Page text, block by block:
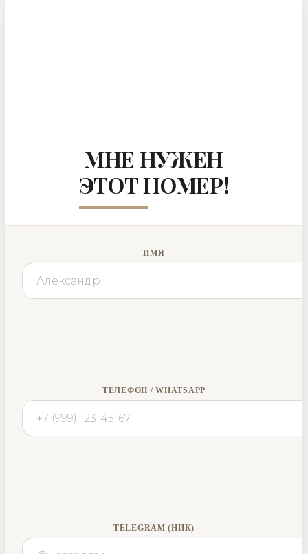
МНЕ НУЖЕН
ЭТОТ НОМЕР!
ИМЯ
ТЕЛЕФОН / WHATSAPP
TELEGRAM (НИК)